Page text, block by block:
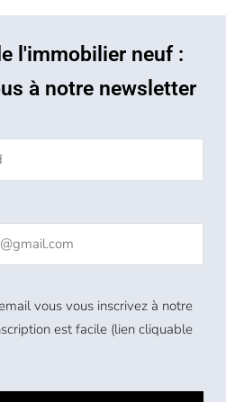
l'immobilier neuf :
à notre newsletter
vous vous inscrivez à notre
est facile (lien cliquable